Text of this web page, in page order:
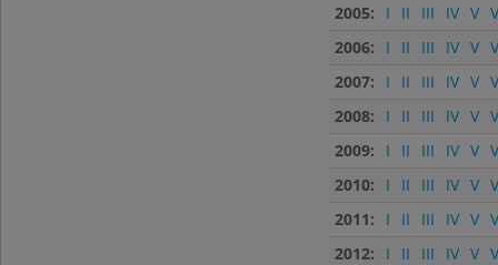
2005:
I II III IV V
2006:
I II III IV V
2007:
I II III IV V
2008:
I II III IV V
2009:
I II III IV V
2010:
I II III IV V
2011:
I II III IV V
2012:
I II III IV V